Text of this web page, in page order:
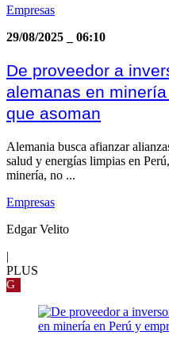
Empresas
29/08/2025
06:10
De proveedor a
alemanas en
que asoman
Alemania busca afianzar
salud y energías limpias en
minería, no ...
Empresas
Edgar Velito
|
PLUS
G